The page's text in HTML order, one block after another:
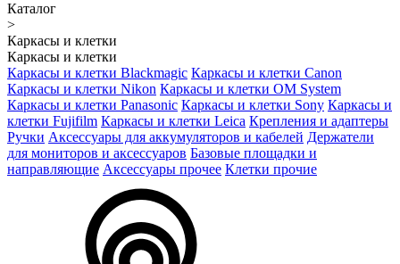
Каталог
>
Каркасы и клетки
Каркасы и клетки
Каркасы и клетки Blackmagic Каркасы и клетки Canon
Каркасы и клетки Nikon Каркасы и клетки OM System
Каркасы и клетки Panasonic Каркасы и клетки Sony Каркасы и
клетки Fujifilm Каркасы и клетки Leica Крепления и адаптеры
Ручки Аксессуары для аккумуляторов и кабелей Держатели
для мониторов и аксессуаров Базовые площадки и
направляющие Аксессуары прочее Клетки прочие